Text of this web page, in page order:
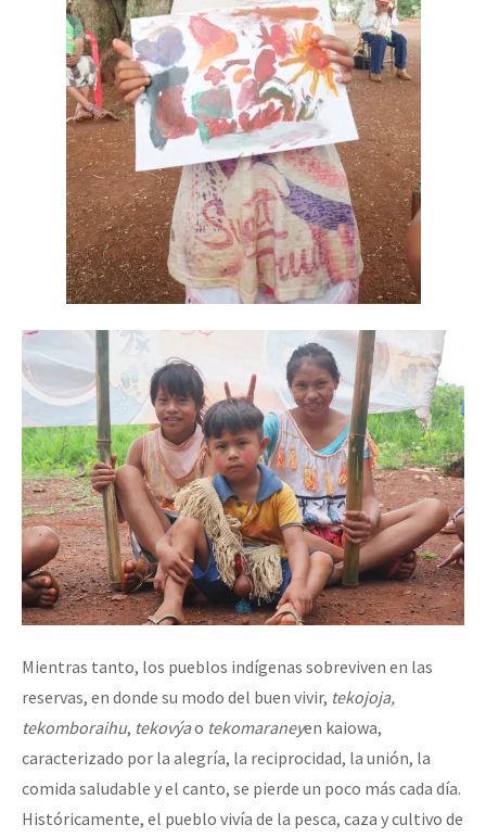
Mientras tanto, los pueblos indígenas sobreviven en las
reservas, en donde su modo del buen vivir, tekojoja,
tekomboraihu, tekovýao tekomaraneyen kaiowa,
caracterizado por la alegría, la reciprocidad, la unión, la
comida saludable y el canto, se pierde un poco más cada día.
Históricamente, el pueblo vivía de la pesca, caza y cultivo de